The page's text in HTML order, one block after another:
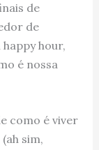
de
de
hour,
é nossa
como é viver
sim,